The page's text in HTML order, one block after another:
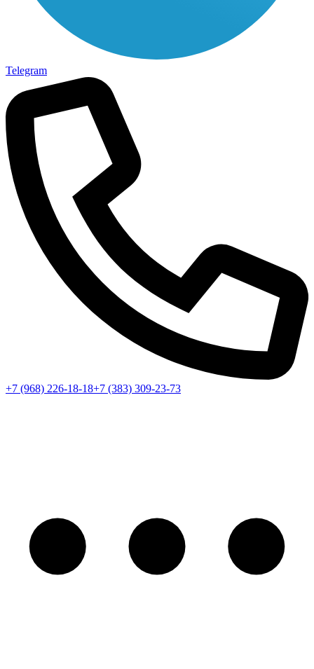
Telegram
+7 (968) 226-18-18+7 (383) 309-23-73